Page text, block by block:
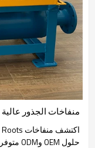
حلول OEM وODM متوفرة!